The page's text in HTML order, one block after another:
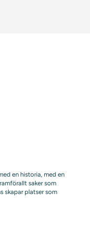
en historia, med en
saker som
skapar platser som